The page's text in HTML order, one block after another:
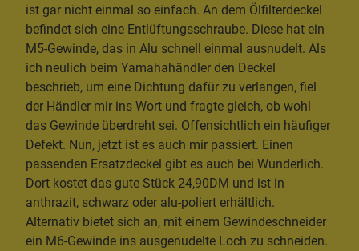
ist gar nicht einmal so einfach. An dem Ölfilterdeckel
befindet sich eine Entlüftungsschraube. Diese hat ein
M5-Gewinde, das in Alu schnell einmal ausnudelt. Als
ich neulich beim Yamahahändler den Deckel
beschrieb, um eine Dichtung dafür zu verlangen, fiel
der Händler mir ins Wort und fragte gleich, ob wohl
das Gewinde überdreht sei. Offensichtlich ein häufiger
Defekt. Nun, jetzt ist es auch mir passiert. Einen
passenden Ersatzdeckel gibt es auch bei Wunderlich.
Dort kostet das gute Stück 24,90DM und ist in
anthrazit, schwarz oder alu-poliert erhältlich.
Alternativ bietet sich an, mit einem Gewindeschneider
ein M6-Gewinde ins ausgenudelte Loch zu schneiden.